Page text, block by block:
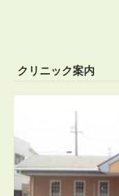
クリニック案内